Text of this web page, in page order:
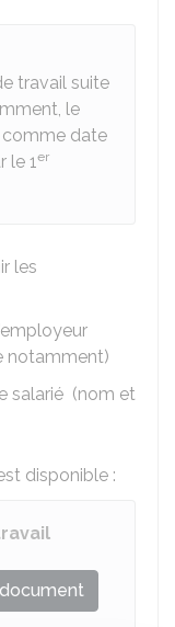
travail suite
le
date
le 1er
les
notamment)
salarié (nom et
disponible :